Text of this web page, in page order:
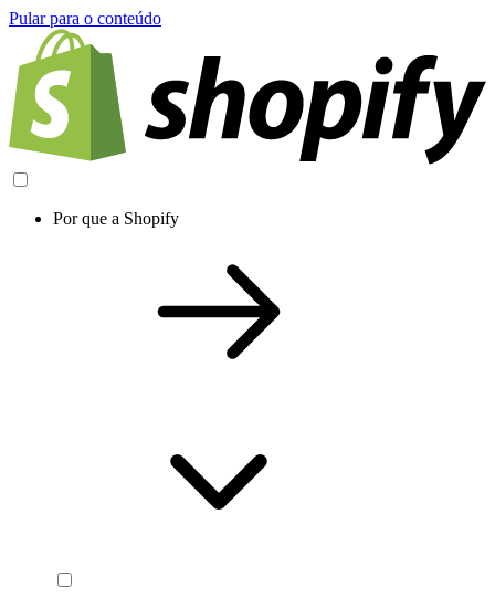
Pular para o conteúdo
Por que a Shopify